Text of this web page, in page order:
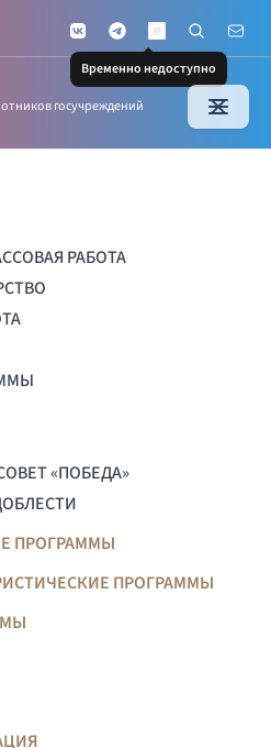
VKontakteTelegramMAX
Временно недоступно
Поиск по
Почта
госучреждений
РАБОТА
«ПОБЕДА»
ПРОГРАММЫ
ПРОГРАММЫ